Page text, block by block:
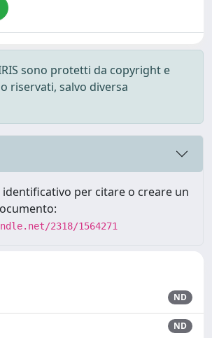
sono protetti da copyright e
riservati, salvo diversa
per citare o creare un
2318/1564271
ND
ND